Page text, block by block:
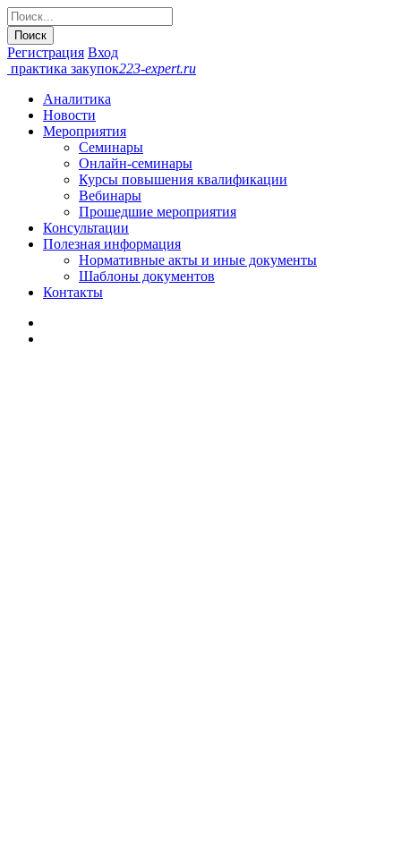
Регистрация Вход
практика закупок223-expert.ru
Аналитика
Новости
Мероприятия
Семинары
Онлайн-cеминары
Курсы повышения квалификации
Вебинары
Прошедшие мероприятия
Консультации
Полезная информация
Нормативные акты и иные документы
Шаблоны документов
Контакты